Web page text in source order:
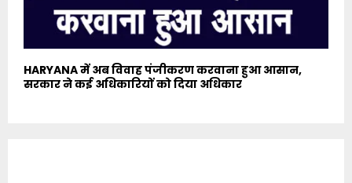
HARYANA में अब विवाह पंजीकरण करवाना हुआ आसान,
सरकार ने कई अधिकारियों को दिया अधिकार